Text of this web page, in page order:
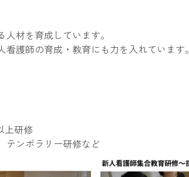
材を育成しています。
護師の育成・教育にも力を入れています。
上研修
テンポラリー研修など